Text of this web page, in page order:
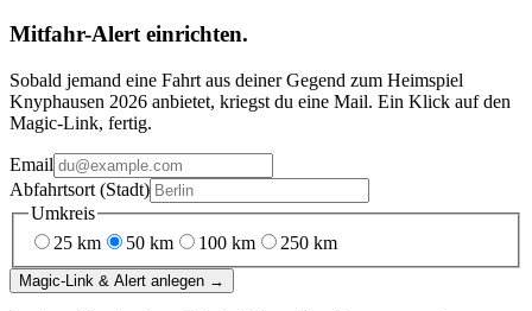
Mitfahr-Alert einrichten.
Sobald jemand eine Fahrt aus deiner Gegend zum Heimspiel
Knyphausen 2026 anbietet, kriegst du eine Mail. Ein Klick auf den
Magic-Link, fertig.
Email
Abfahrtsort (Stadt)
Umkreis
25 km 50 km 100 km 250 km
Magic-Link & Alert anlegen →